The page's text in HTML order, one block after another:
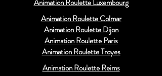
Animation Roulette Luxembourg
Animation Roulette Colmar
Animation Roulette Dijon
Animation Roulette Paris
Animation Roulette Troyes
Animation Roulette Reims